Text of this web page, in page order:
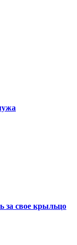
за свое крыльцо